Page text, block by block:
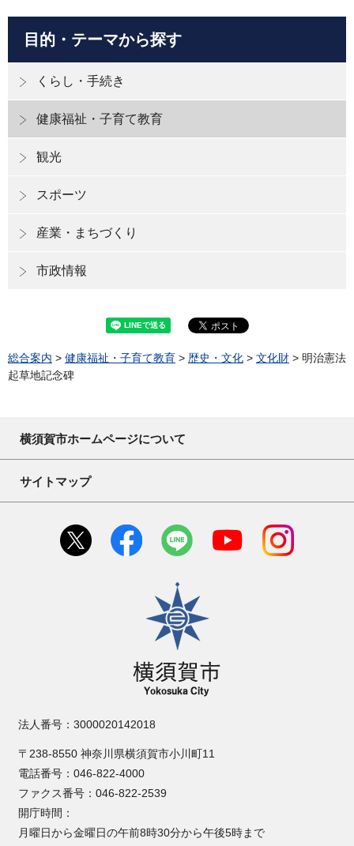
目的・テーマから探す
くらし・手続き
健康福祉・子育て教育
観光
スポーツ
産業・まちづくり
市政情報
総合案内 > 健康福祉・子育て教育 > 歴史・文化 > 文化財 > 明治憲法
起草地記念碑
横須賀市ホームページについて
サイトマップ
横須賀市
法人番号：3000020142018
〒238-8550 神奈川県横須賀市小川町11
電話番号：046-822-4000
ファクス番号：046-822-2539
開庁時間：
月曜日から金曜日の午前8時30分から午後5時まで